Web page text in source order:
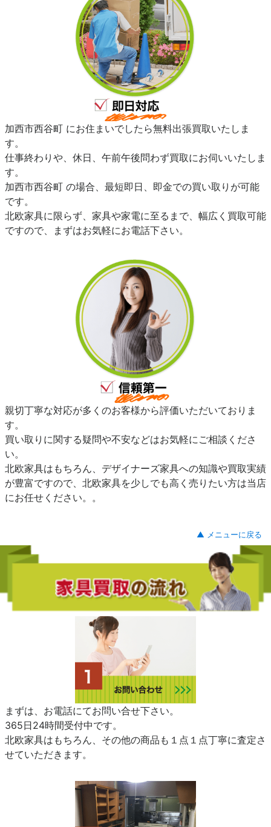
加西市西谷町 にお住まいでしたら無料出張買取いたしま
す。
仕事終わりや、休日、午前午後問わず買取にお伺いいたしま
す。
加西市西谷町 の場合、最短即日、即金での買い取りが可能
です。
北欧家具に限らず、家具や家電に至るまで、幅広く買取可能
ですので、まずはお気軽にお電話下さい。
親切丁寧な対応が多くのお客様から評価いただいておりま
す。
買い取りに関する疑問や不安などはお気軽にご相談くださ
い。
北欧家具はもちろん、デザイナーズ家具への知識や買取実績
が豊富ですので、北欧家具を少しでも高く売りたい方は当店
にお任せください。。
▲ メニューに戻る
まずは、お電話にてお問い合せ下さい。
365日24時間受付中です。
北欧家具はもちろん、その他の商品も１点１点丁寧に査定さ
せていただきます。